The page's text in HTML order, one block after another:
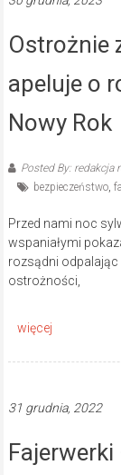
Ostrożnie
apeluje o
Nowy Rok
Posted By: redakcja
bezpieczeństwo,
Przed nami noc
wspaniałymi
rozsądni odpalając
ostrożności,
31 grudnia, 2022